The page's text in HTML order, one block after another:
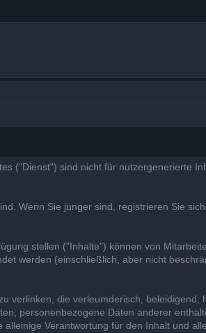
("Dienst") sind nicht für nutzergenerierte
Wenn Sie jünger sind, registrieren Sie
stellen ("Inhalte") können von
werden (einschließlich, aber nicht
verlinken, die verleumderisch, beleidigend,
personenbezogene Daten anderer
Verantwortung für den Inhalt und